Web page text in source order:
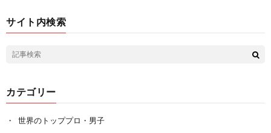
サイト内検索
カテゴリー
世界のトッププロ・男子